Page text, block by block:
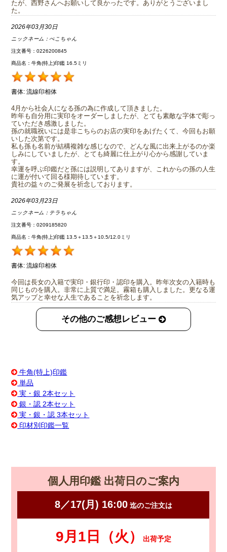
たが、西野さんへお願いして良かったです。ありがとうございまし
た。
2026年03月30日
ニックネーム：ぺこちゃん
注文番号：0226200845
商品名：牛角(特上)印鑑 16.5ミリ
書体: 流線印相体
4月から社会人になる孫の為に作成して頂きました。
昨年も自分用に実印をオーダーしましたが、とても素敵な字体で彫っ
ていただき感激しました。
孫の就職祝いには是非こちらのお店の実印をあげたくて、今回もお願
いした次第です。
私も孫も名前が結構複雑な感じなので、どんな風に出来上がるのか楽
しみにしていましたが、とても綺麗に仕上がり心から感謝していま
す。
幸運を呼ぶ印鑑だと孫には説明してありますが、これからの孫の人生
に運が付いて回る様期待しています。
貴社の益々のご発展を祈念しております。
2026年03月23日
ニックネーム： テラちゃん
注文番号：0209185820
商品名：牛角(特上)印鑑 13.5＋13.5＋10.5/12.0ミリ
書体: 流線印相体
今回は長女の入籍で実印・銀行印・認印を購入。昨年次女の入籍時も
同じものを購入。非常に上質で満足。霧箱も購入しました。更なる運
気アップと幸せな人生であることを祈念します。
その他のご感想レビュー
牛角(特上)印鑑
単品
実・銀 2本セット
銀・認 2本セット
実・銀・認 3本セット
印材別印鑑一覧
個人用印鑑 出荷日のご案内